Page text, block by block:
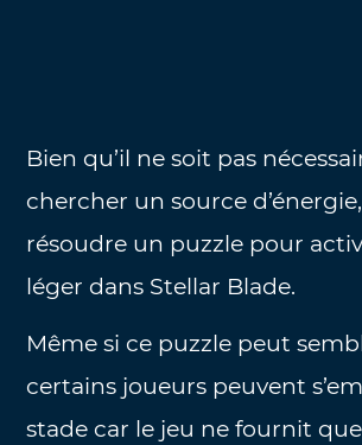
Bien qu’il ne soit pas
chercher un source
résoudre un puzzle pour
léger dans Stellar Blade.
Même si ce puzzle peut
certains joueurs peuvent
stade car le jeu ne fournit